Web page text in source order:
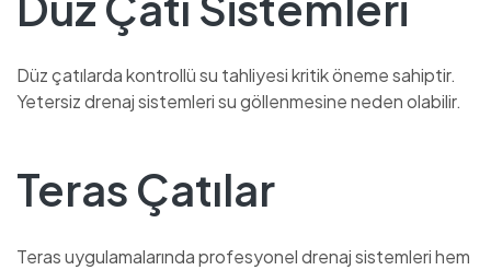
Düz çatılarda kontrollü su tahliyesi kritik öneme sahiptir.
Yetersiz drenaj sistemleri su göllenmesine neden olabilir.
Teras Çatılar
Teras uygulamalarında profesyonel drenaj sistemleri hem